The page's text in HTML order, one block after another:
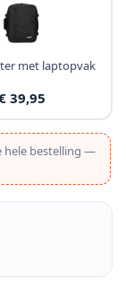
met laptopvak
39,95
hele bestelling —